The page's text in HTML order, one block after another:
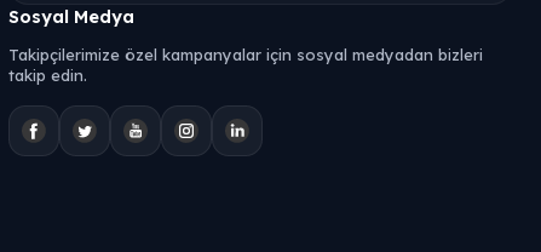
Sosyal Medya
Takipçilerimize özel kampanyalar için sosyal medyadan bizleri
takip edin.